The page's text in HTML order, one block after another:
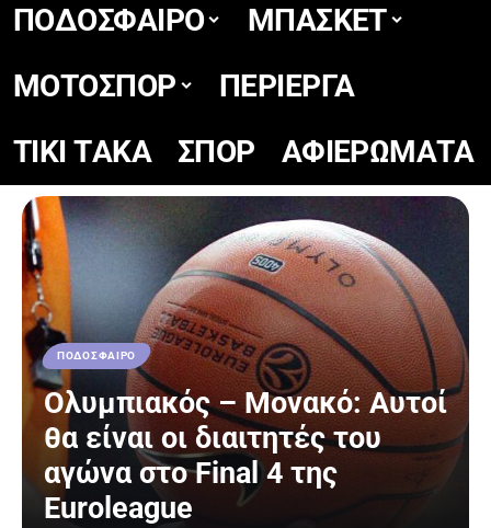
ΠΟΔΟΣΦΑΙΡΟ
ΜΠΑΣΚΕΤ
ΜΟΤΟΣΠΟΡ
ΠΕΡΙΕΡΓΑ
TIKΙ TΑΚΑ
ΣΠΟΡ ΑΦΙΕΡΩΜΑΤΑ
ΠΟΔΟΣΦΑΙΡΟ
Ολυμπιακός – Μονακό: Αυτοί
θα είναι οι διαιτητές του
αγώνα στο Final 4 της
Euroleague